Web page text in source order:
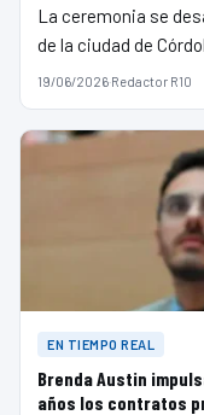
La ceremonia se
de la ciudad de
19/06/2026·Redactor R10
EN TIEMPO REAL
Brenda Austin
años los contratos